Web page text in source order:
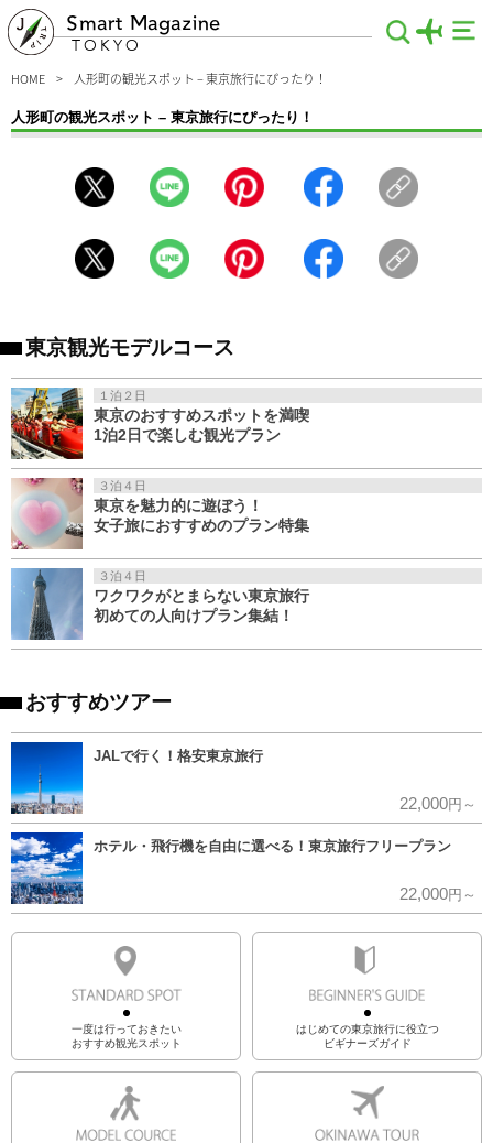
Smart Magazine
TOKYO
HOME 人形町の観光スポット – 東京旅行にぴったり！
人形町の観光スポット – 東京旅行にぴったり！
風情を堪能したいならオススメの観光エリアです。安産祈願で有名な水天宮にお参
りして、老舗店が多く立ち並ぶ甘酒横丁を散策すれば、江戸情緒あふれる雰囲気に
東京観光モデルコース
１泊２日
東京のおすすめスポットを満喫
1泊2日で楽しむ観光プラン
３泊４日
東京を魅力的に遊ぼう！
女子旅におすすめのプラン特集
３泊４日
ワクワクがとまらない東京旅行
初めての人向けプラン集結！
おすすめツアー
JALで行く！格安東京旅行
22,000円～
ホテル・飛行機を自由に選べる！東京旅行フリープラン
22,000円～
一度は行っておきたい
おすすめ観光スポット
はじめての東京旅行に役立つ
ビギナーズガイド